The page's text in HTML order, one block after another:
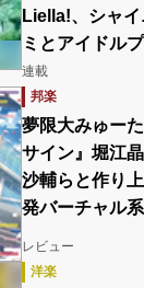
Liella!、シャ
ミとアイドル
連載
邦楽
夢限大みゅー
サイン』堀江
沙輔らと作り
発バーチャル
レビュー
洋楽